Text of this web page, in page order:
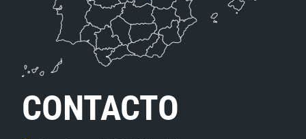
CONTACTO